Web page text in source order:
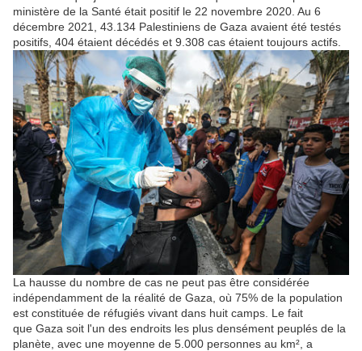
ministère de la Santé était positif le 22 novembre 2020. Au 6
décembre 2021, 43.134 Palestiniens de Gaza avaient été testés
positifs, 404 étaient décédés et 9.308 cas étaient toujours actifs.
La hausse du nombre de cas ne peut pas être considérée
indépendamment de la réalité de Gaza , où 75% de la population
est constituée de réfugiés vivant dans huit camps. Le fait
que Gaza soit l'un des endroits les plus densément peuplés de la
planète, avec une moyenne de 5.000 personnes au km², a